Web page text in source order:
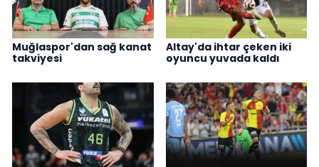
Muğlaspor'dan sağ kanat
takviyesi
Altay'da ihtar çeken iki
oyuncu yuvada kaldı